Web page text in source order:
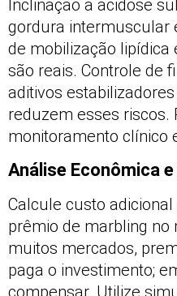
Inclinação a acidose
gordura intermuscular
de mobilização lipídica
são reais. Controle de
aditivos
reduzem esses riscos.
monitoramento clínico
Análise Econômica
Calcule custo
prêmio de marbling no
muitos mercados,
paga o investimento;
compensar. Utilize